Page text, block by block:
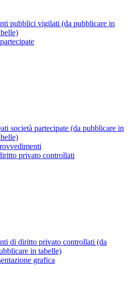
pubblici vigilati (da pubblicare in
società partecipate (da pubblicare in
privato controllati
di diritto privato controllati (da
in tabelle)
grafica